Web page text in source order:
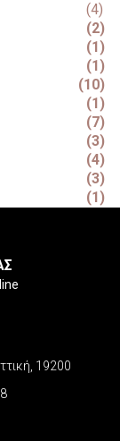
(4)
(2)
(1)
(1)
(10)
(1)
(7)
(3)
(4)
(3)
(1)
19200